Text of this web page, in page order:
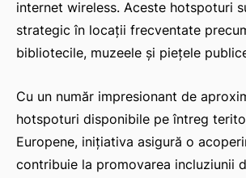
internet wireless. Aceste hotspoturi
strategic în locații frecventate
bibliotecile, muzeele și piețele
Cu un număr impresionant de
hotspoturi disponibile pe întreg
Europene, inițiativa asigură o
contribuie la promovarea incluziunii